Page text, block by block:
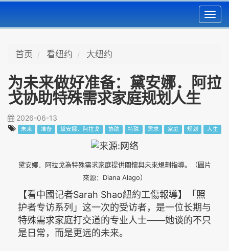
首页 看纽约 大纽约
为未来做好准备：黛安娜．阿拉
戈协助特殊需求家庭规划人生
2026-06-13
未来 准备 黛安娜．阿拉戈 协助 特殊 需求 家庭 规划 人生
黛安娜．阿拉戈為特殊需求家庭提供關懷與未來規劃指導。（圖片
來源：Diana Alago）
【看中國记者Sarah Shao紐約工傷報導】「照
护者专访系列」这一次的受访者，是一位长期与
特殊需求家庭打交道的专业人士——她谈的不只
是日常，而是更远的未来。